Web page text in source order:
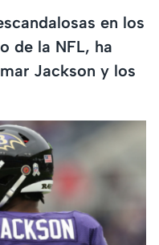
en los
de la NFL, ha
Jackson y los